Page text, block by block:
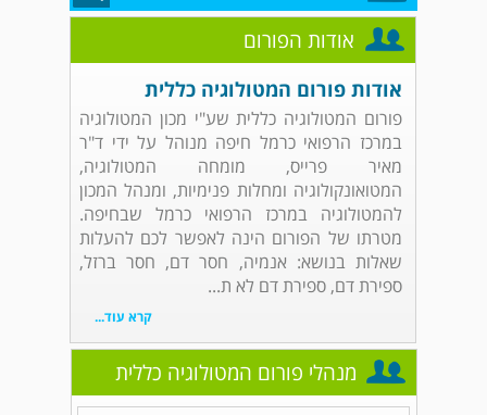
אודות הפורום
אודות פורום המטולוגיה כללית
פורום המטולוגיה כללית שע"י מכון המטולוגיה
במרכז הרפואי כרמל חיפה מנוהל על ידי ד"ר
מאיר פרייס, מומחה המטולוגיה,
המטואונקולוגיה ומחלות פנימיות, ומנהל המכון
להמטולוגיה במרכז הרפואי כרמל שבחיפה.
מטרתו של הפורום הינה לאפשר לכם להעלות
שאלות בנושא: אנמיה, חסר דם, חסר ברזל,
ספירת דם, ספירת דם לא ת...
קרא עוד...
מנהלי פורום המטולוגיה כללית